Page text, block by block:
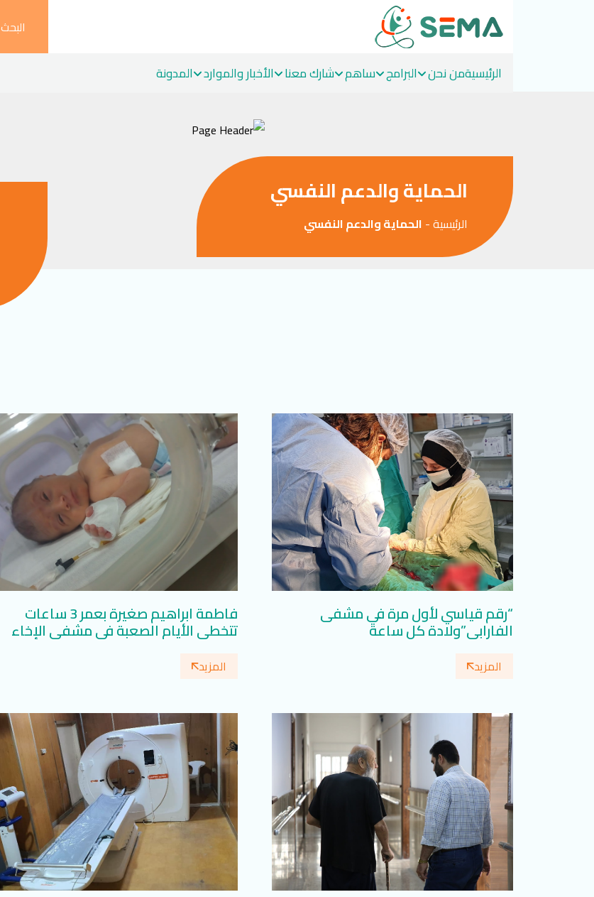
البحث
الرئيسيةمن نحن البرامج ساهم شارك معنا الأخبار والموارد المدونة
الحماية والدعم النفسي
الرئيسية- الحماية والدعم النفسي
“رقم قياسي لأول مرة في مشفى
الفارابي”ولادة كل ساعة
المزيد
فاطمة ابراهيم صغيرة بعمر 3 ساعات
تتخطى الأيام الصعبة في مشفى الإخاء
المزيد